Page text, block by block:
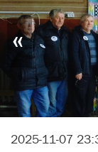
«
2025-11-07